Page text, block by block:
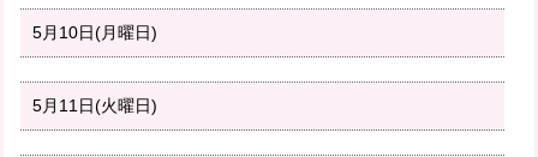
5月10日(月曜日)
5月11日(火曜日)